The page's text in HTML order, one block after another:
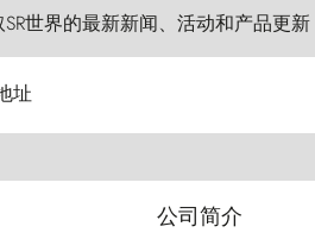
世界的最新新闻、活动和产品更新
址
公司简介